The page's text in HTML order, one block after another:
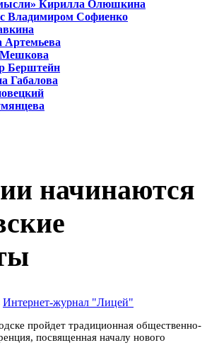
Кирилла Олюшкина
с Владимиром Софиенко
Артемьева
Берштейн
Габалова
начинаются
Интернет-журнал "Лицей"
пройдет традиционная общественно-
посвященная началу нового